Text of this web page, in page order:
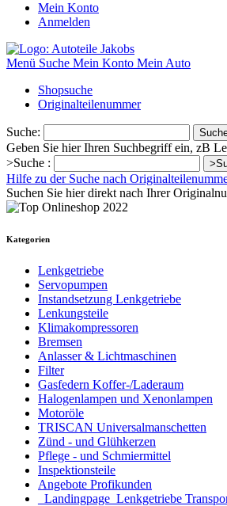
Mein Konto
Anmelden
Menü Suche Mein Konto Mein Auto
Shopsuche
Originalteilenummer
Suche:
Geben Sie hier Ihren Suchbegriff ein, zB
>Suche :
Hilfe zu der Suche nach
Suchen Sie hier direkt nach Ihrer
Kategorien
Lenkgetriebe
Servopumpen
Instandsetzung Lenkgetriebe
Lenkungsteile
Klimakompressoren
Bremsen
Anlasser & Lichtmaschinen
Filter
Gasfedern Koffer-/Laderaum
Halogenlampen und Xenonlampen
Motoröle
TRISCAN Universalmanschetten
Zünd - und Glühkerzen
Pflege - und Schmiermittel
Inspektionsteile
Angebote Profikunden
_Landingpage_Lenkgetriebe